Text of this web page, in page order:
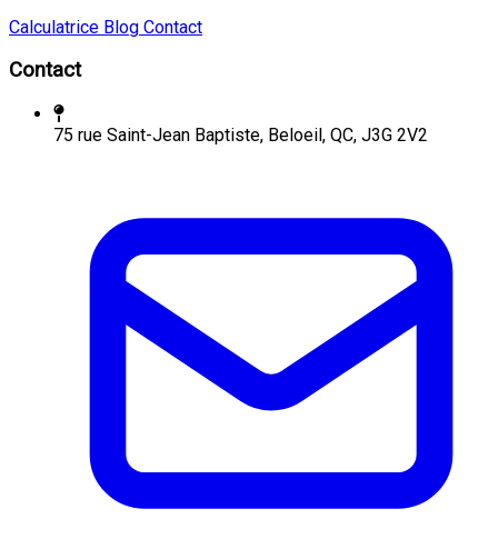
Calculatrice Blog Contact
Contact
75 rue Saint-Jean Baptiste, Beloeil, QC, J3G 2V2